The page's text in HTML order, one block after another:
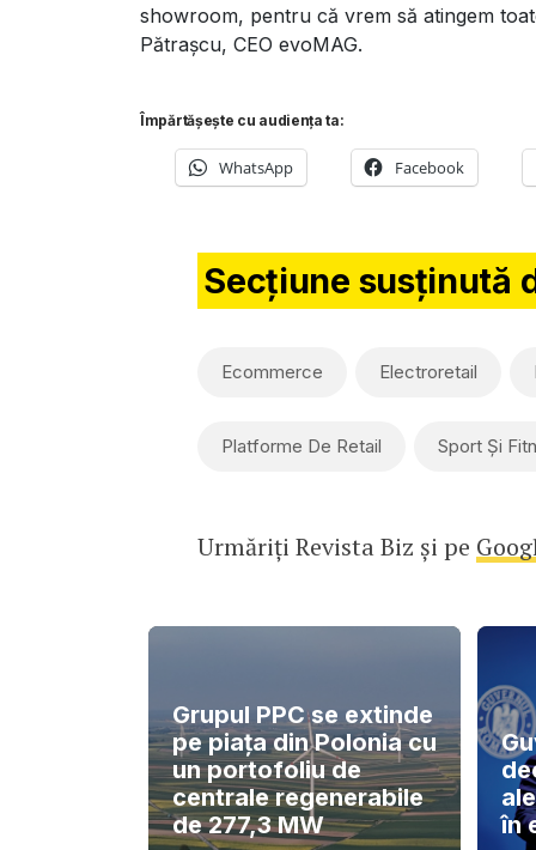
showroom, pentru că vrem să atingem
Pătrașcu, CEO evoMAG.
Împărtășește cu audiența ta:
WhatsApp Facebook
Secțiune susținută
Ecommerce Electroretail
Platforme De Retail Sport Și
Urmăriți Revista Biz și pe
Grupul PPC se extinde
pe piața din Polonia cu
un portofoliu de
centrale regenerabile
de 277,3 MW
în